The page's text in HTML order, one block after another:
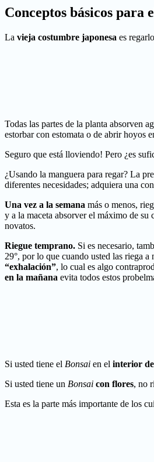
Conceptos básicos para
La vieja costumbre japonesa es
Todas las partes de la planta absorven
estorbar con estomata o de abrir hoyos
Seguro que está lloviendo! Pero ¿es
¿Usando la manguera para regar? La
diferentes necesidades; adquiera una
Una vez a la semana más o menos,
y a la maceta absorver el máximo de su
novatos.
Riegue temprano. Si es necesario,
29°, por lo que cuando usted las riega
“exhalación”, lo cual es algo
en la mañana evita todos estos
Si usted tiene el Bonsai en el interior de
Si usted tiene un Bonsai con flores, no
Esta es la parte más importante de los